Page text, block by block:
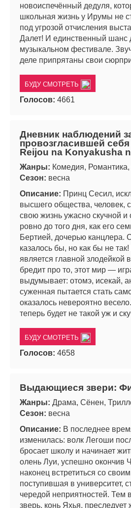
новоиспечённый дедуля,
школьная жизнь у Ирумы не
под угрозой отчисления
Далет! И единственный шанс
музыкальном фестивале.
деле припрятаны свои
БУДУ СМОТРЕТЬ
Голосов: 4661
Дневник наблюдений
провозгласившей
Reijou na Konyakusha
Жанры: Комедия, Романтика,
Сезон: весна
Описание: Принц Сесил,
высшего общества, человек,
свою жизнь ужасно скучной
ровно до того дня, как его
Бертией, дочерью канцлера.
казалось бы, но как бы не
является главной злодейкой
бредит про то, этот мир —
выдумывает: отомэ, исекай,
суженная пытается стать
оказалось невероятно
теперь будет не такой уж и
БУДУ СМОТРЕТЬ
Голосов: 4658
Выдающиеся звери:
Жанры: Драма, Сёнен,
Сезон: весна
Описание: В последнее
изменилась: волк Легоши
бросает школу и начинает
олень Луи, успешно окончив
наконец встретиться со
поступившая в университет,
чередой неприятностей.
зверь, конь Яхья, преследует